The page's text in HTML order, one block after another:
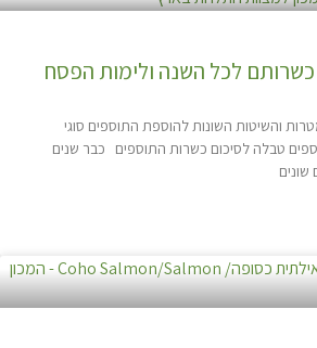
לכל השנה ולימות הפסח
והשיטות השונות להוספת התוספים סוגי
טבלה לסיכום כשרות התוספים כבר שנים